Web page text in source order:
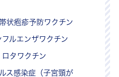
状疱疹予防ワクチン
フルエンザワクチン
ロタワクチン
ス感染症（子宮頸が